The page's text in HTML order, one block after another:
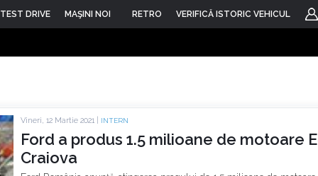
TEST DRIVE MAŞINI NOI RETRO VERIFICĂ ISTORIC VEHICUL
Vineri, 12 Martie 2021 | INTERN
Ford a produs 1.5 milioane de motoare
Craiova